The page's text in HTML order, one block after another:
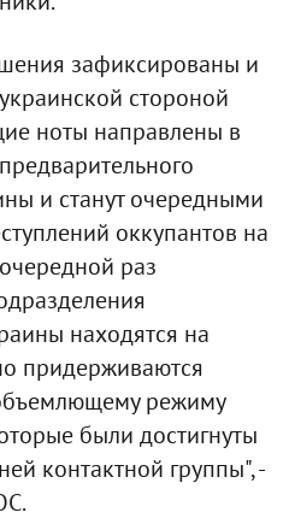
зафиксированы и
стороной
ноты направлены в
и станут очередными
оккупантов на
раз
находятся на
придерживаются
режиму
были достигнуты
контактной группы", -